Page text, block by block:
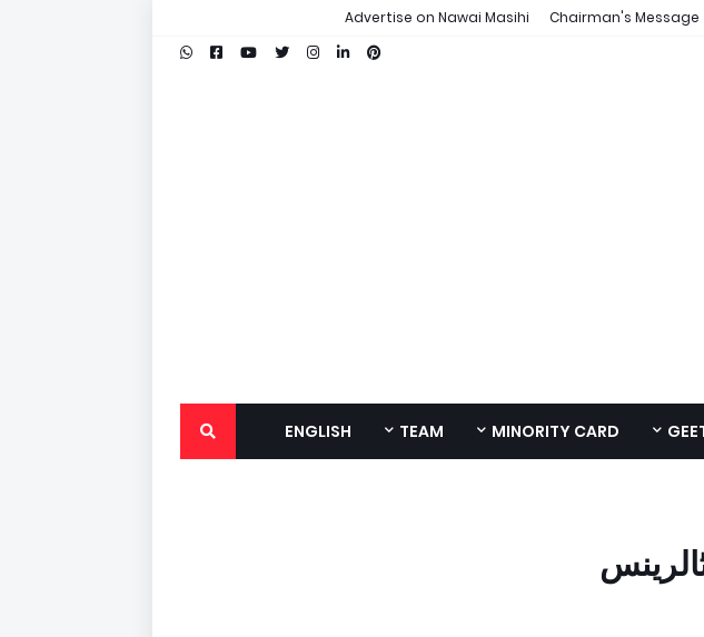
Chairman's Message
Advertise on Nawai Masihi
MINORITY CARD
TEAM
ENGLISH